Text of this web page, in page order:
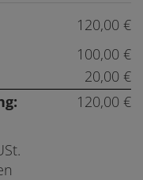
120,00 €
100,00 €
20,00 €
120,00 €